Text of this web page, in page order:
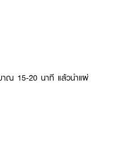
าณ 15-20 นาที แล้วนำแผ่